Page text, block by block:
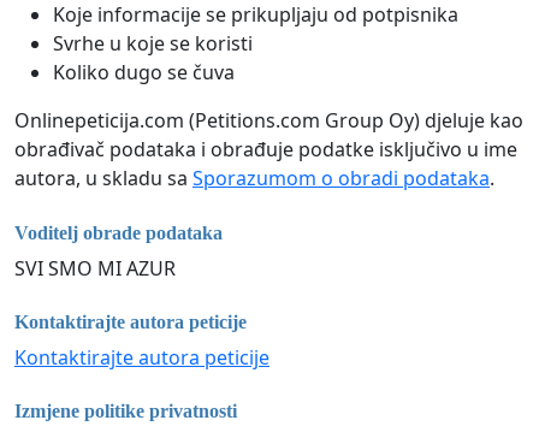
Koje informacije se prikupljaju od potpisnika
Svrhe u koje se koristi
Koliko dugo se čuva
Onlinepeticija.com (Petitions.com Group Oy) djeluje kao
obrađivač podataka i obrađuje podatke isključivo u ime
autora, u skladu sa Sporazumom o obradi podataka.
Voditelj obrade podataka
SVI SMO MI AZUR
Kontaktirajte autora peticije
Kontaktirajte autora peticije
Izmjene politike privatnosti